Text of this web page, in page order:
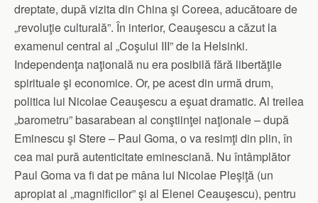
dreptate, după vizita din China şi Coreea, aducătoare de
„revoluţie culturală”. În interior, Ceauşescu a căzut la
examenul central al „Coşului III” de la Helsinki.
Independenţa naţională nu era posibilă fără libertăţile
spirituale şi economice. Or, pe acest din urmă drum,
politica lui Nicolae Ceauşescu a eşuat dramatic. Al treilea
„barometru” basarabean al conştiinţei naţionale – după
Eminescu şi Stere – Paul Goma, o va resimţi din plin, în
cea mai pură autenticitate eminesciană. Nu întâmplător
Paul Goma va fi dat pe mâna lui Nicolae Pleşiţă (un
apropiat al „magnificilor” şi al Elenei Ceauşescu), pentru